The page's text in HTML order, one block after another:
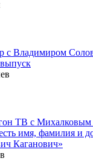
с Владимиром
ТВ с
имя, фамилия и
Каганович»